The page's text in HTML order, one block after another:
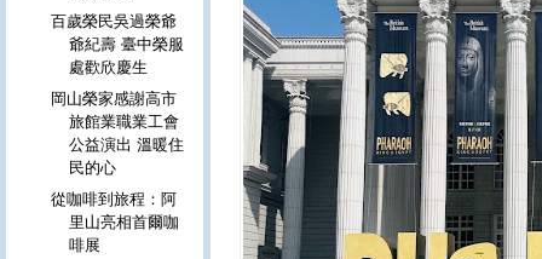
百歲榮民吳過榮爺
爺紀壽 臺中榮服
處歡欣慶生
岡山榮家感謝高市
旅館業職業工會
公益演出 溫暖住
民的心
從咖啡到旅程：阿
里山亮相首爾咖
啡展